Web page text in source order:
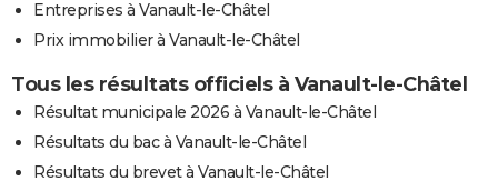
Entreprises à Vanault-le-Châtel
Prix immobilier à Vanault-le-Châtel
Tous les résultats officiels à Vanault-le-Châtel
Résultat municipale 2026 à Vanault-le-Châtel
Résultats du bac à Vanault-le-Châtel
Résultats du brevet à Vanault-le-Châtel